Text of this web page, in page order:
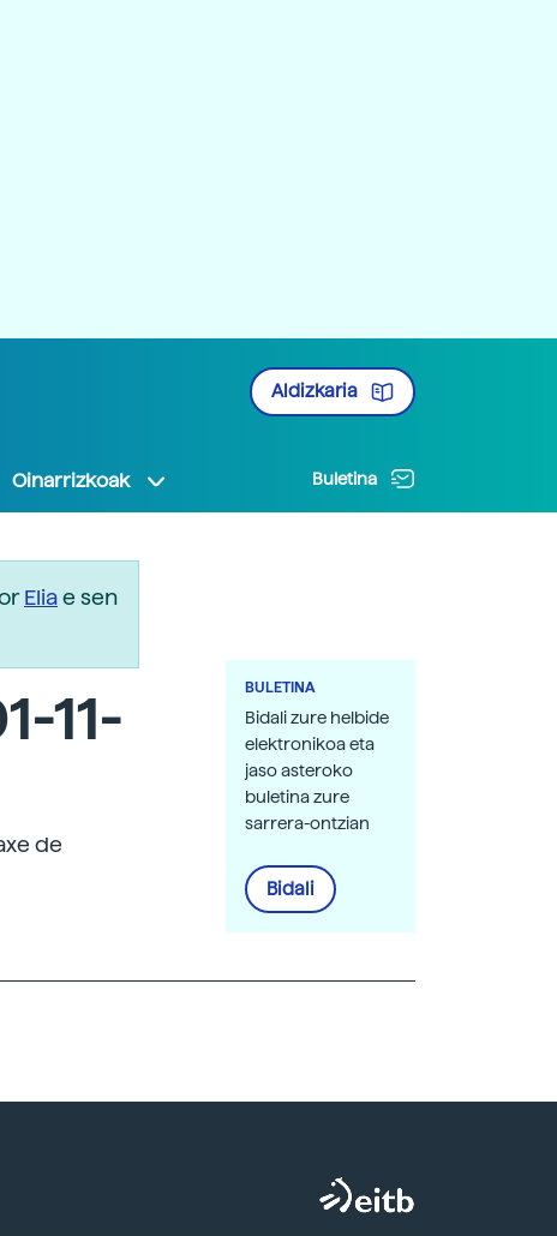
Aldizkaria
Oinarrizkoak Buletina
Eliae sen
11-
de
BULETINA
Bidali zure helbide
elektronikoa eta
jaso asteroko
buletina zure
sarrera-ontzian
Bidali